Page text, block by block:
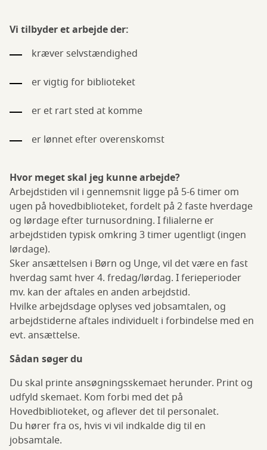
Vi tilbyder et arbejde der:
kræver selvstændighed
er vigtig for biblioteket
er et rart sted at komme
er lønnet efter overenskomst
Hvor meget skal jeg kunne arbejde?
Arbejdstiden vil i gennemsnit ligge på 5-6 timer om
ugen på hovedbiblioteket, fordelt på 2 faste hverdage
og lørdage efter turnusordning. I filialerne er
arbejdstiden typisk omkring 3 timer ugentligt (ingen
lørdage).
Sker ansættelsen i Børn og Unge, vil det være en fast
hverdag samt hver 4. fredag/lørdag. I ferieperioder
mv. kan der aftales en anden arbejdstid.
Hvilke arbejdsdage oplyses ved jobsamtalen, og
arbejdstiderne aftales individuelt i forbindelse med en
evt. ansættelse.
Sådan søger du
Du skal printe ansøgningsskemaet herunder. Print og
udfyld skemaet. Kom forbi med det på
Hovedbiblioteket, og aflever det til personalet.
Du hører fra os, hvis vi vil indkalde dig til en
jobsamtale.